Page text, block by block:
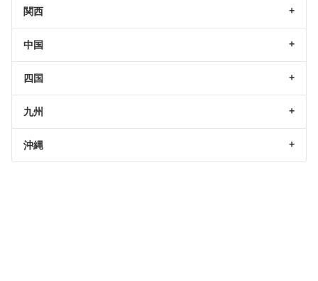
関西
中国
四国
九州
沖縄